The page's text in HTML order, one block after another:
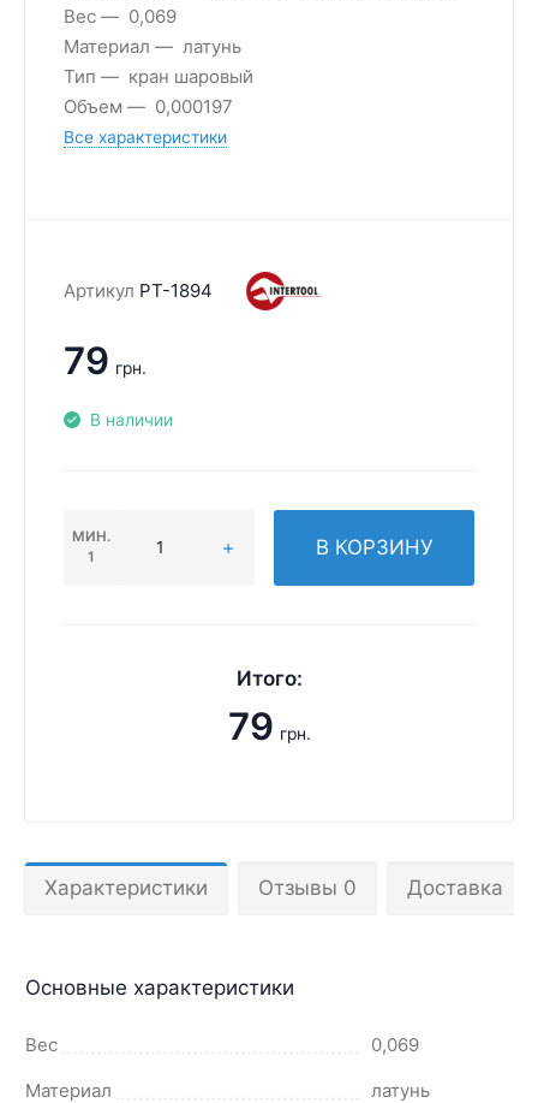
Вес
0,069
Материал
латунь
Тип
кран шаровый
Объем
0,000197
Все характеристики
Артикул PT-1894
79 грн.
В наличии
МИН.
1
В КОРЗИНУ
Итого:
79 грн.
Характеристики Отзывы 0 Доставка
Основные характеристики
Вес
0,069
Материал
латунь